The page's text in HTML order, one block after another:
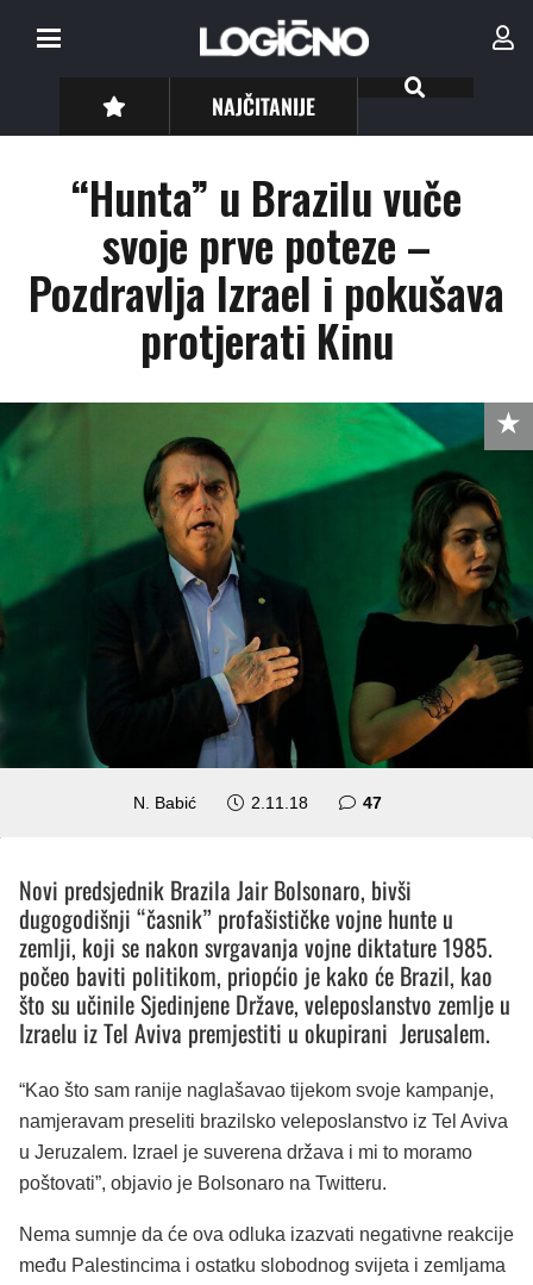
NAJČITANIJE
“Hunta” u Brazilu vuče
svoje prve poteze –
Pozdravlja Izrael i pokušava
protjerati Kinu
N. Babić 2.11.18 47komentara
Novi predsjednik Brazila Jair Bolsonaro, bivši
dugogodišnji “časnik” profašističke vojne hunte u
zemlji, koji se nakon svrgavanja vojne diktature 1985.
počeo baviti politikom, priopćio je kako će Brazil, kao
što su učinile Sjedinjene Države, veleposlanstvo zemlje u
Izraelu iz Tel Aviva premjestiti u okupirani Jerusalem.
“Kao što sam ranije naglašavao tijekom svoje kampanje,
namjeravam preseliti brazilsko veleposlanstvo iz Tel Aviva
u Jeruzalem. Izrael je suverena država i mi to moramo
poštovati”, objavio je Bolsonaro na Twitteru.
Nema sumnje da će ova odluka izazvati negativne reakcije
među Palestincima i ostatku slobodnog svijeta i zemljama